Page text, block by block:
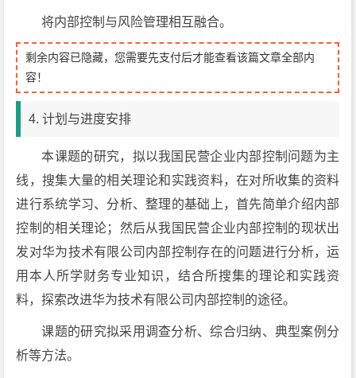
将内部控制与风险管理相互融合。
剩余内容已隐藏，您需要先支付后才能查看该篇文章全部内
容！
4. 计划与进度安排
本课题的研究，拟以我国民营企业内部控制问题为主
线，搜集大量的相关理论和实践资料，在对所收集的资料
进行系统学习、分析、整理的基础上，首先简单介绍内部
控制的相关理论；然后从我国民营企业内部控制的现状出
发对华为技术有限公司内部控制存在的问题进行分析，运
用本人所学财务专业知识，结合所搜集的理论和实践资
料，探索改进华为技术有限公司内部控制的途径。
课题的研究拟采用调查分析、综合归纳、典型案例分
析等方法。